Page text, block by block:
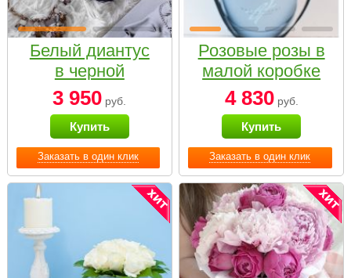
Заказать в один клик
Белый диантус
в черной
коробке Small
3 950 руб.
Купить
Заказать в один клик
Розовые розы в
малой коробке
4 830руб.
Купить